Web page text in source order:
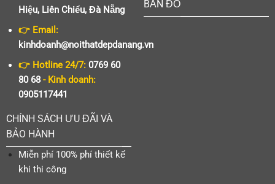
Hiệu, Liên Chiểu, Đà Nẵng
👉 Email:
kinhdoanh@noithatdepdanang.vn
👉 Hotline 24/7:0769 60
80 68- Kinh doanh:
0905117441
CHÍNH SÁCH ƯU ĐÃI VÀ
BẢO HÀNH
Miễn phí 100% phí thiết kế
khi thi công
BẢN ĐỒ